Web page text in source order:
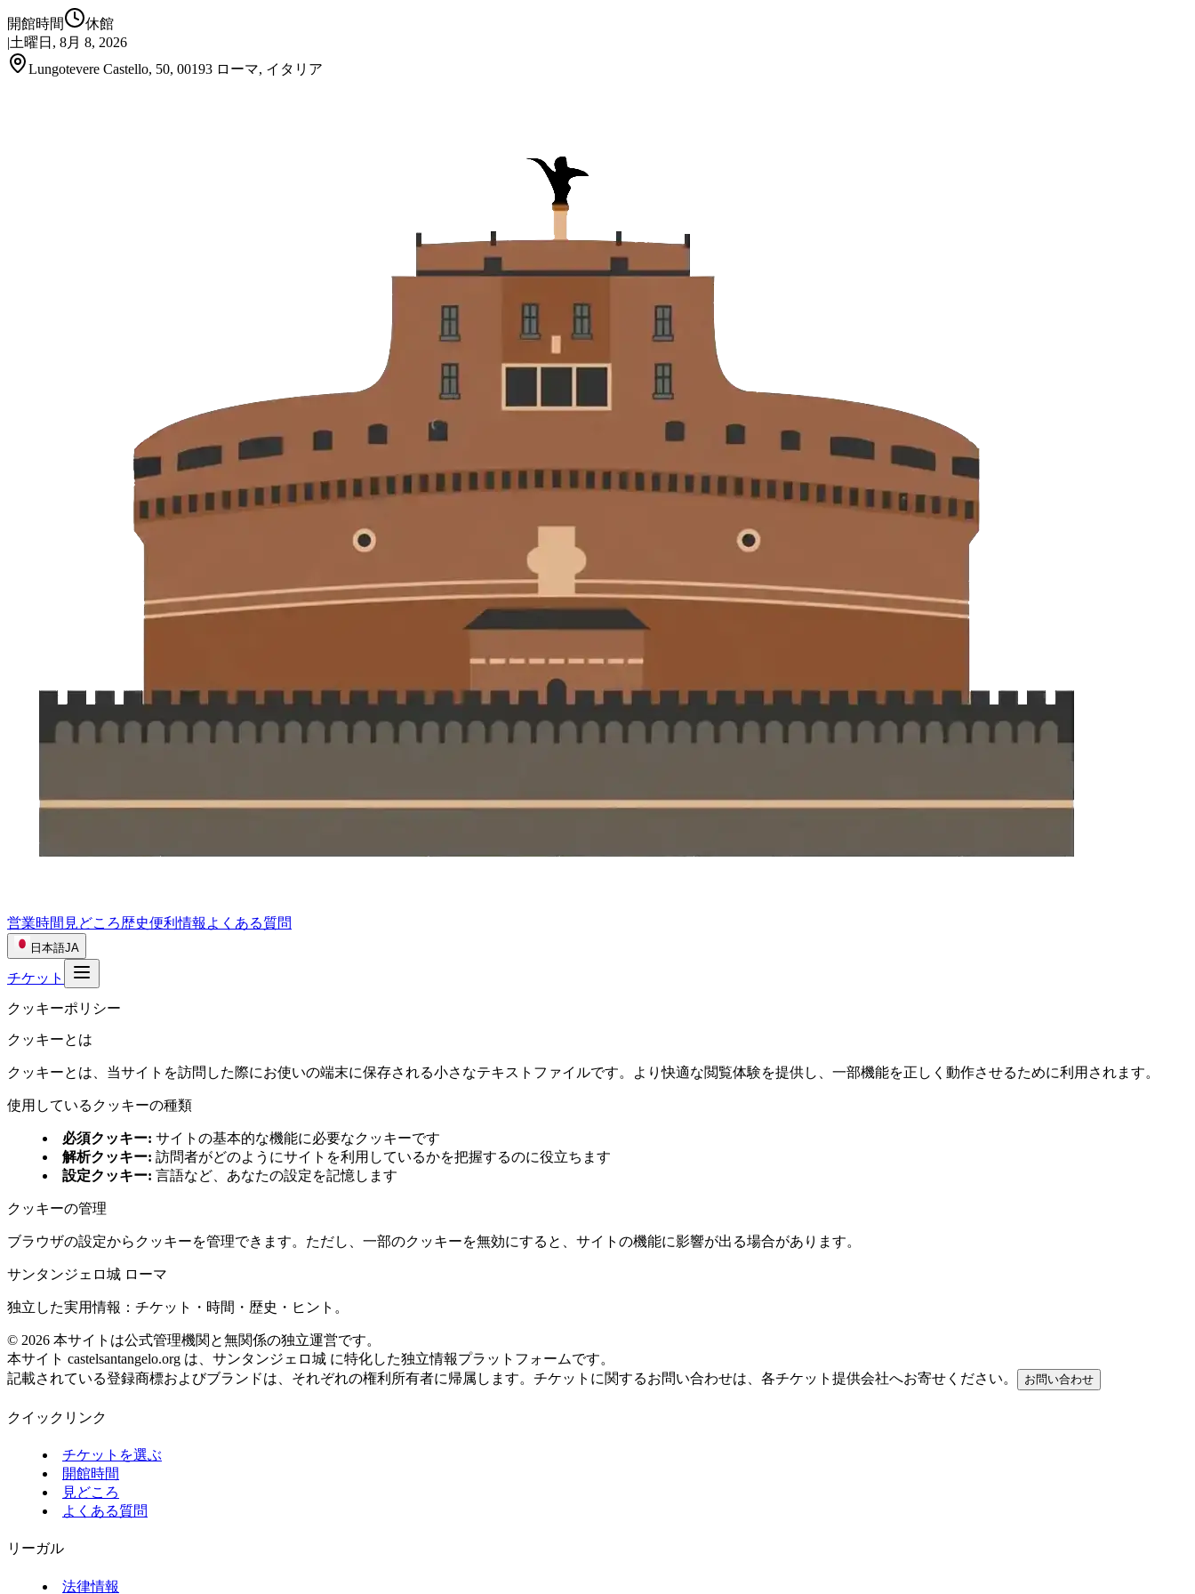
開館時間
休館
|土曜日, 8月 8, 2026
Lungotevere Castello, 50, 00193 ローマ, イタリア
営業時間 見どころ歴史便利情報 よくある質問
日本語JA
チケット
クッキーポリシー
クッキーとは
クッキーとは、当サイトを訪問した際にお使いの端末に保存される小さなテキストファイルです。より快適な閲覧体験を提供し、一部機能を正しく動作させるために利用されます。
使用しているクッキーの種類
必須クッキー: サイトの基本的な機能に必要なクッキーです
解析クッキー: 訪問者がどのようにサイトを利用しているかを把握するのに役立ちます
設定クッキー: 言語など、あなたの設定を記憶します
クッキーの管理
ブラウザの設定からクッキーを管理できます。ただし、一部のクッキーを無効にすると、サイトの機能に影響が出る場合があります。
サンタンジェロ城 ローマ
独立した実用情報：チケット・時間・歴史・ヒント。
© 2026 本サイトは公式管理機関と無関係の独立運営です。
本サイト castelsantangelo.org は、サンタンジェロ城 に特化した独立情報プラットフォームです。
記載されている登録商標およびブランドは、それぞれの権利所有者に帰属します。チケットに関するお問い合わせは、各チケット提供会社へお寄せください。
お問い合わせ
クイックリンク
チケットを選ぶ
開館時間
見どころ
よくある質問
リーガル
法律情報